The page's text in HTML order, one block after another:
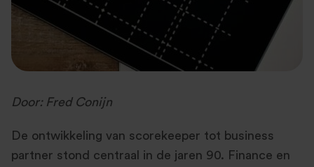
Door: Fred Conijn
De ontwikkeling van scorekeeper tot business
partner stond centraal in de jaren 90. Finance en